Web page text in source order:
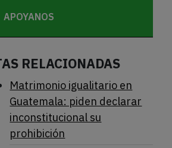
APOYANOS
RELACIONADAS
Matrimonio igualitario en
Guatemala: piden declarar
inconstitucional su
prohibición